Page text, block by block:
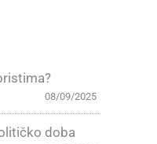
08/09/2025
doba